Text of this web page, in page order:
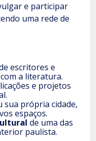
e participar
uma rede de
escritores e
a literatura.
e projetos
sua própria cidade,
espaços.
de uma das
paulista.